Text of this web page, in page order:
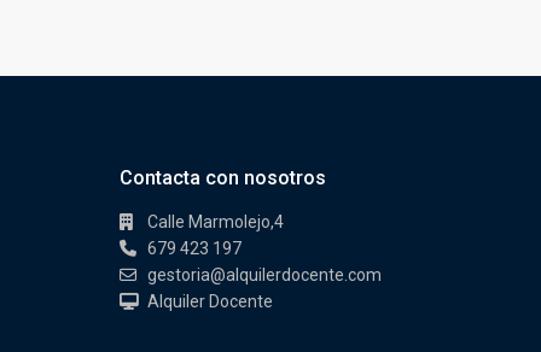
Contacta con nosotros
Calle Marmolejo,4
679 423 197
gestoria@alquilerdocente.com
Alquiler Docente